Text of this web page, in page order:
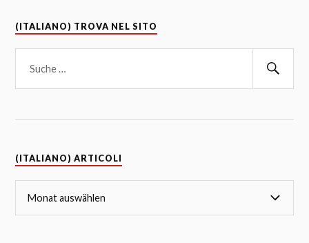
(ITALIANO) TROVA NEL SITO
(ITALIANO) ARTICOLI